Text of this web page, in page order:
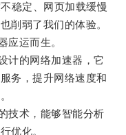
稳定、网页加载缓慢
削弱了我们的体验。
运而生。
的网络加速器，它
务，提升网络速度和
术，能够智能分析
优化。